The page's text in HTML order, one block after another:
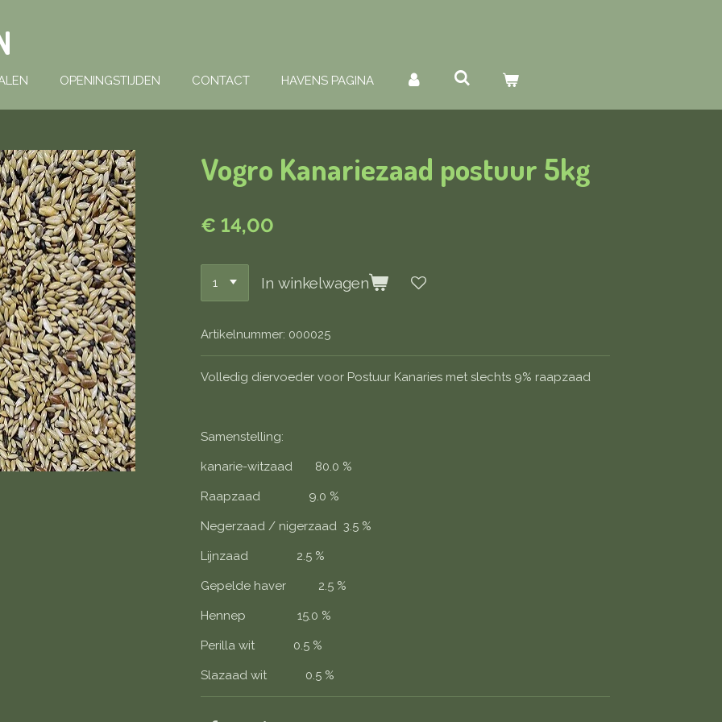
OPENINGSTIJDEN CONTACT HAVENS PAGINA
Vogro Kanariezaad postuur 5kg
€ 14,00
In winkelwagen
Artikelnummer: 000025
Volledig diervoeder voor Postuur Kanaries met slechts 9% raapzaad
Samenstelling:
kanarie-witzaad 80.0 %
Raapzaad 9.0 %
Negerzaad / nigerzaad 3.5 %
Lijnzaad 2.5 %
Gepelde haver 2.5 %
Hennep 15.0 %
Perilla wit 0.5 %
Slazaad wit 0.5 %